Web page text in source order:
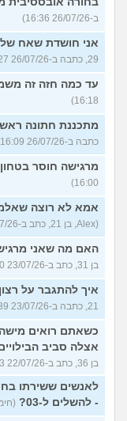
ב-26/07/26 16:36)
אני חושדת שאח
29, כתבה ב-26/07/26 16:27)
עד כמה חזה זה
16:18)
מתכננת חתונה
כתבה ב-26/07/26 16:09)
מרגישה חוסר
16:00)
אמא לא רוצה
(Alex, בן 21, כתב ב-23/07/26 16:01)
האם מה שאני מרגיש
בן 31, כתב ב-23/07/26 15:50)
איך להתגבר על
21, כתבה ב-23/07/26 15:39)
כשאתם רואים
אצלה סביב
בן 36, כתב ב-22/07/26 16:13)
לאנשים ששירתו
- להשלים ל-03?